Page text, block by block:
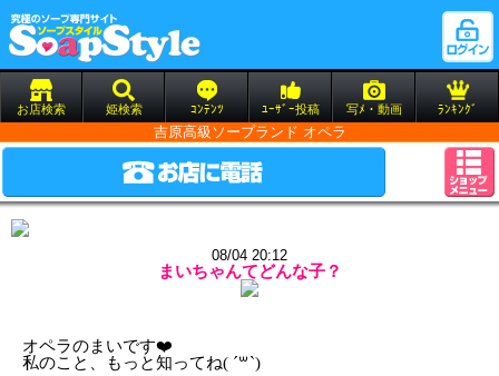
お店検索 姫検索 ｺﾝﾃﾝﾂ ﾕｰｻﾞｰ投稿 写ﾒ・動画 ﾗﾝｷﾝｸﾞ
吉原高級ソープランド オペラ
08/04 20:12
まいちゃんてどんな子？
オペラのまいです❤️
私のこと、もっと知ってね( ´꒳`)